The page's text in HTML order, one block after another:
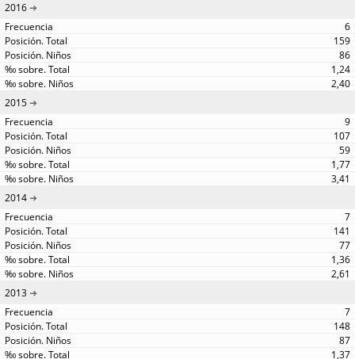
2016
6
159
86
1,24
2,40
2015
9
107
59
1,77
3,41
2014
7
141
77
1,36
2,61
2013
7
148
87
1,37